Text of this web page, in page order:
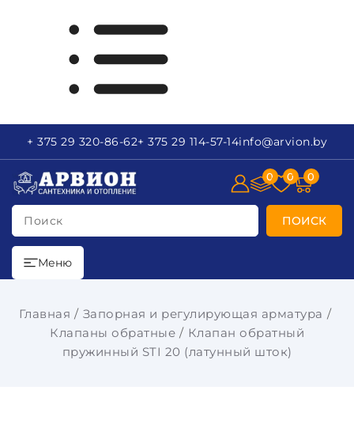
+ 375 29 320-86-62+ 375 29 114-57-14info@arvion.by
Поиск ПОИСК
0 0 0
Меню
Главная
Запорная и регулирующая арматура
Клапаны обратные
Клапан обратный
пружинный STI 20 (латунный шток)